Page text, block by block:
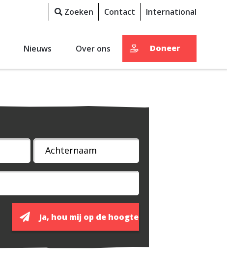
Zoeken Contact International
Nieuws Over ons Doneer